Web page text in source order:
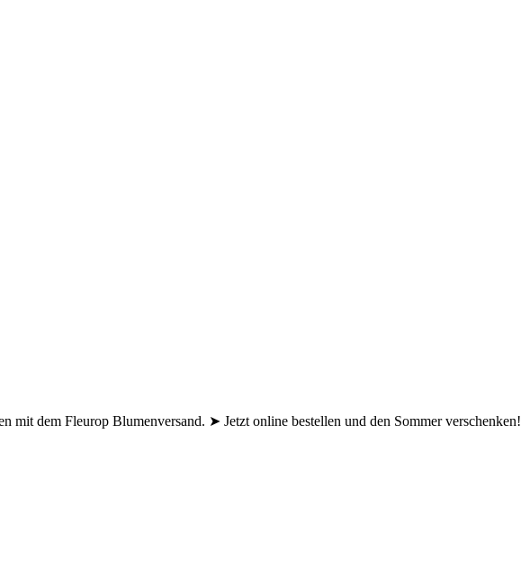
mit dem Fleurop Blumenversand. ➤ Jetzt online bestellen und den Sommer verschenken!